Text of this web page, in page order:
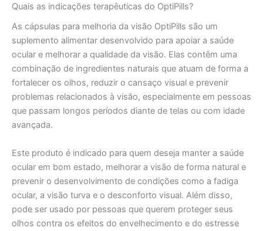
Quais as indicações terapêuticas do OptiPills?
As cápsulas para melhoria da visão OptiPills são um
suplemento alimentar desenvolvido para apoiar a saúde
ocular e melhorar a qualidade da visão. Elas contêm uma
combinação de ingredientes naturais que atuam de forma a
fortalecer os olhos, reduzir o cansaço visual e prevenir
problemas relacionados à visão, especialmente em pessoas
que passam longos períodos diante de telas ou com idade
avançada.
Este produto é indicado para quem deseja manter a saúde
ocular em bom estado, melhorar a visão de forma natural e
prevenir o desenvolvimento de condições como a fadiga
ocular, a visão turva e o desconforto visual. Além disso,
pode ser usado por pessoas que querem proteger seus
olhos contra os efeitos do envelhecimento e do estresse